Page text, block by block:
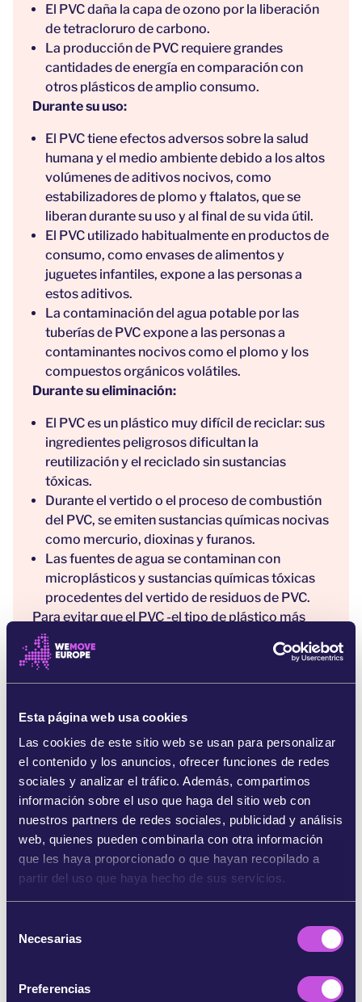
Esta página web usa cookies
Las cookies de este sitio web se usan para personalizar
el contenido y los anuncios, ofrecer funciones de redes
sociales y analizar el tráfico. Además, compartimos
información sobre el uso que haga del sitio web con
nuestros partners de redes sociales, publicidad y análisis
web, quienes pueden combinarla con otra información
que les haya proporcionado o que hayan recopilado a
partir del uso que haya hecho de sus servicios.
Necesarias
Preferencias
El PVC daña la capa de ozono por la liberación
de tetracloruro de carbono.
La producción de PVC requiere grandes
cantidades de energía en comparación con
otros plásticos de amplio consumo.
Durante su uso:
El PVC tiene efectos adversos sobre la salud
humana y el medio ambiente debido a los altos
volúmenes de aditivos nocivos, como
estabilizadores de plomo y ftalatos, que se
liberan durante su uso y al final de su vida útil.
El PVC utilizado habitualmente en productos de
consumo, como envases de alimentos y
juguetes infantiles, expone a las personas a
estos aditivos.
La contaminación del agua potable por las
tuberías de PVC expone a las personas a
contaminantes nocivos como el plomo y los
compuestos orgánicos volátiles.
Durante su eliminación:
El PVC es un plástico muy difícil de reciclar: sus
ingredientes peligrosos dificultan la
reutilización y el reciclado sin sustancias
tóxicas.
Durante el vertido o el proceso de combustión
del PVC, se emiten sustancias químicas nocivas
como mercurio, dioxinas y furanos.
Las fuentes de agua se contaminan con
microplásticos y sustancias químicas tóxicas
procedentes del vertido de residuos de PVC.
Para evitar que el PVC -el tipo de plástico más
perjudicial para el medio ambiente- siga
causando daños, es necesario tomar medidas
urgentes.
unLibro Verdesobre los "Problemas
medioambientales del PVC", en el que señalaba
queel PVC causa varios problemas para el medio
ambiente y la salud humana. El documento
mostraba que "es necesario, por tanto, un
enfoque integrado que evalúe todo el ciclo de
vida del PVC, con el fin de desarrollar las medidas
necesarias para garantizar un alto nivel de
protección de la salud humana y del medio
ambiente, así como el correcto funcionamiento
A pesar de estas conclusiones, publicadas hace
conseguido distraer el debate sobre los impactos